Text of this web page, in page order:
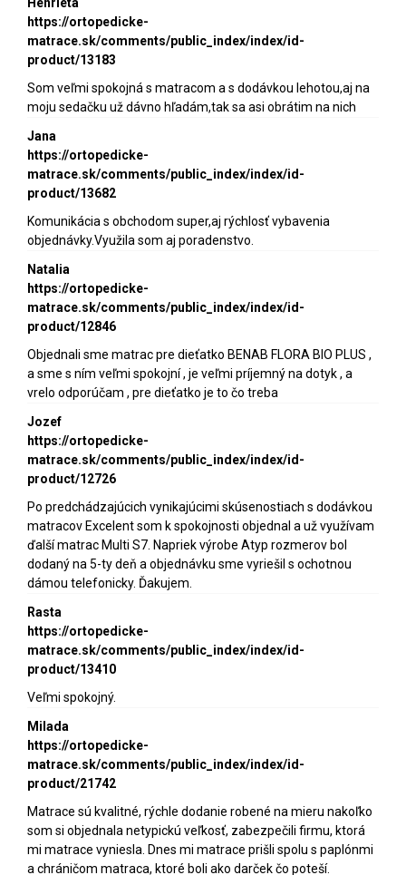
https://ortopedicke-
matrace.sk/comments/public_index/index/id-
product/13183
Som veľmi spokojná s matracom a s dodávkou lehotou,aj na
moju sedačku už dávno hľadám,tak sa asi obrátim na nich
Jana
https://ortopedicke-
matrace.sk/comments/public_index/index/id-
product/13682
Komunikácia s obchodom super,aj rýchlosť vybavenia
objednávky.Využila som aj poradenstvo.
Natalia
https://ortopedicke-
matrace.sk/comments/public_index/index/id-
product/12846
Objednali sme matrac pre dieťatko BENAB FLORA BIO PLUS ,
a sme s ním veľmi spokojní , je veľmi príjemný na dotyk , a
vrelo odporúčam , pre dieťatko je to čo treba
Jozef
https://ortopedicke-
matrace.sk/comments/public_index/index/id-
product/12726
Po predchádzajúcich vynikajúcimi skúsenostiach s dodávkou
matracov Excelent som k spokojnosti objednal a už využívam
ďalší matrac Multi S7. Napriek výrobe Atyp rozmerov bol
dodaný na 5-ty deň a objednávku sme vyriešil s ochotnou
dámou telefonicky. Ďakujem.
Rasta
https://ortopedicke-
matrace.sk/comments/public_index/index/id-
product/13410
Veľmi spokojný.
Milada
https://ortopedicke-
matrace.sk/comments/public_index/index/id-
product/21742
Matrace sú kvalitné, rýchle dodanie robené na mieru nakoľko
som si objednala netypickú veľkosť, zabezpečili firmu, ktorá
mi matrace vyniesla. Dnes mi matrace prišli spolu s paplónmi
a chráničom matraca, ktoré boli ako darček čo poteší.